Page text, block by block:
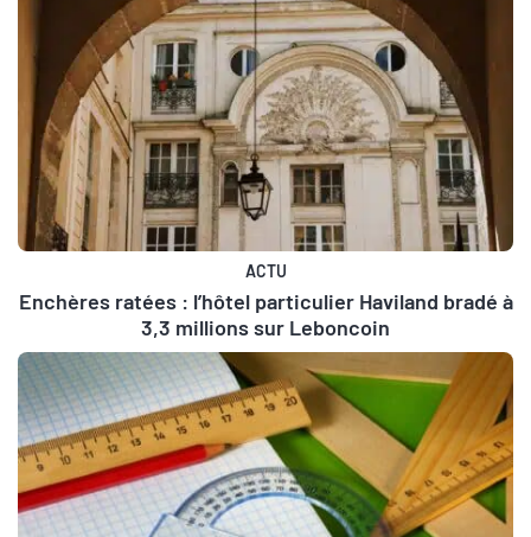
ACTU
Enchères ratées : l’hôtel particulier Haviland bradé à
3,3 millions sur Leboncoin